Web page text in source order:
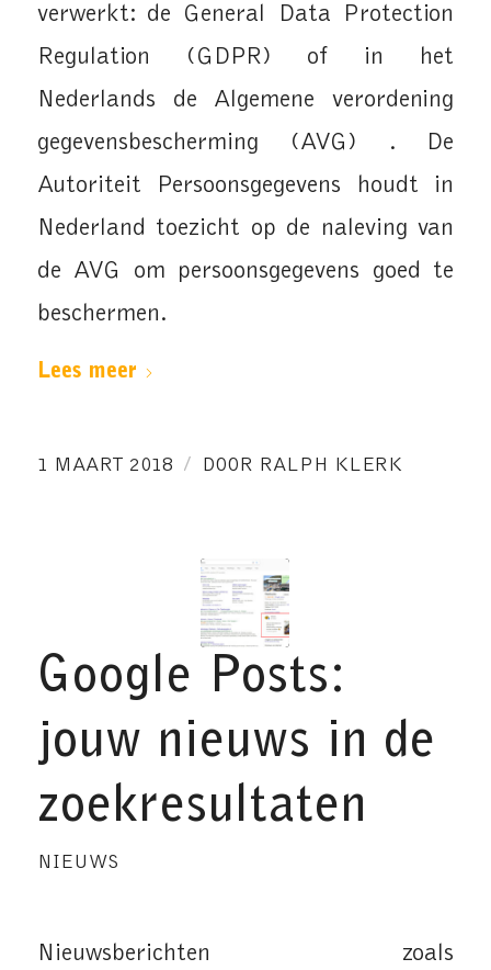
verwerkt: de General Data Protection
Regulation (GDPR) of in het
Nederlands de Algemene verordening
gegevensbescherming (AVG) . De
Autoriteit Persoonsgegevens houdt in
Nederland toezicht op de naleving van
de AVG om persoonsgegevens goed te
beschermen.
Lees meer
1 MAART 2018 / DOOR RALPH KLERK
Google Posts:
jouw nieuws in de
zoekresultaten
NIEUWS
Nieuwsberichten zoals